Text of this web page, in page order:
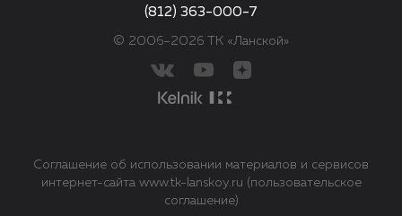
© 2006–2026 ТК «Ланской»
(812) 363-000-7
Соглашение об использовании материалов и сервисов
интернет-сайта www.tk-lanskoy.ru (пользовательское
соглашение)